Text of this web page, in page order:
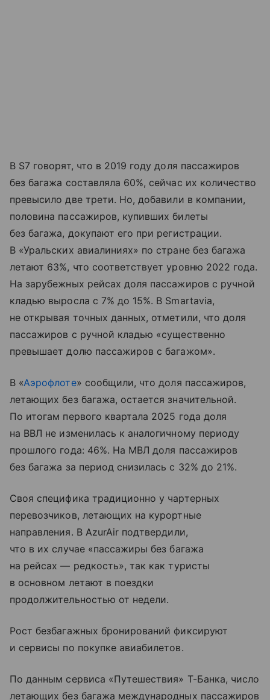
В S7 говорят, что в 2019 году доля пассажиров
без багажа составляла 60%, сейчас их количество
превысило две трети. Но, добавили в компании,
половина пассажиров, купивших билеты
без багажа, докупают его при регистрации.
В «Уральских авиалиниях» по стране без багажа
летают 63%, что соответствует уровню 2022 года.
На зарубежных рейсах доля пассажиров с ручной
кладью выросла с 7% до 15%. В Smartavia,
не открывая точных данных, отметили, что доля
пассажиров с ручной кладью «существенно
превышает долю пассажиров с багажом».
В «Аэрофлоте» сообщили, что доля пассажиров,
летающих без багажа, остается значительной.
По итогам первого квартала 2025 года доля
на ВВЛ не изменилась к аналогичному периоду
прошлого года: 46%. На МВЛ доля пассажиров
без багажа за период снизилась с 32% до 21%.
Своя специфика традиционно у чартерных
перевозчиков, летающих на курортные
направления. В AzurAir подтвердили,
что в их случае «пассажиры без багажа
на рейсах — редкость», так как туристы
в основном летают в поездки
продолжительностью от недели.
Рост безбагажных бронирований фиксируют
и сервисы по покупке авиабилетов.
По данным сервиса «Путешествия» Т-Банка, число
летающих без багажа международных пассажиров